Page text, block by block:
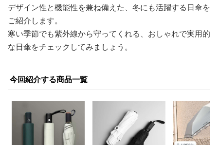
デザイン性と機能性を兼ね備えた、冬にも活躍する日傘を
ご紹介します。
寒い季節でも紫外線から守ってくれる、おしゃれで実用的
な日傘をチェックしてみましょう。
今回紹介する商品一覧